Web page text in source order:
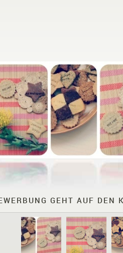
GEHT AUF